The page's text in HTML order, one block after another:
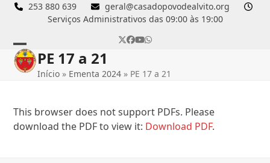
Skip
253 880 639
geral@casadopovodealvito.org
Serviços Administrativos das 09:00 às 19:00
Twitter
Facebook
YouTube
Whatsapp
Open
mobile
Close
mobile
PE 17 a 21
Início » Ementa 2024 » PE 17 a 21
This browser does not support PDFs. Please
download the PDF to view it: Download PDF.